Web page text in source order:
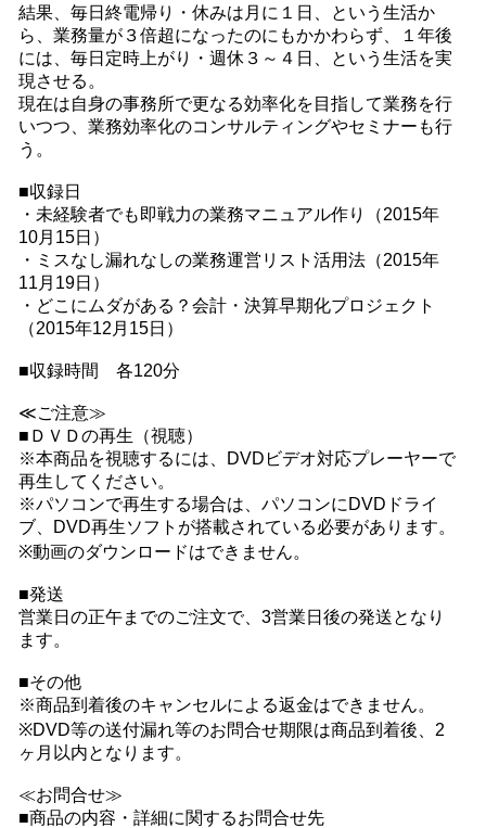
結果、毎日終電帰り・休みは月に１日、という生活か
ら、業務量が３倍超になったのにもかかわらず、１年後
には、毎日定時上がり・週休３～４日、という生活を実
現させる。
現在は自身の事務所で更なる効率化を目指して業務を行
いつつ、業務効率化のコンサルティングやセミナーも行
う。
■収録日
・未経験者でも即戦力の業務マニュアル作り（2015年
10月15日）
・ミスなし漏れなしの業務運営リスト活用法（2015年
11月19日）
・どこにムダがある？会計・決算早期化プロジェクト
（2015年12月15日）
■収録時間 各120分
≪ご注意≫
■ＤＶＤの再生（視聴）
※本商品を視聴するには、DVDビデオ対応プレーヤーで
再生してください。
※パソコンで再生する場合は、パソコンにDVDドライ
ブ、DVD再生ソフトが搭載されている必要があります。
※動画のダウンロードはできません。
■発送
営業日の正午までのご注文で、3営業日後の発送となり
ます。
■その他
※商品到着後のキャンセルによる返金はできません。
※DVD等の送付漏れ等のお問合せ期限は商品到着後、2
ヶ月以内となります。
≪お問合せ≫
■商品の内容・詳細に関するお問合せ先